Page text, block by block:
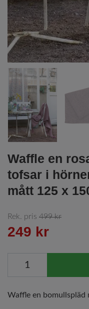
Waffle en
tofsar i
mått 125 x
Rek. pris 499 kr
249 kr
Waffle en bomullspläd